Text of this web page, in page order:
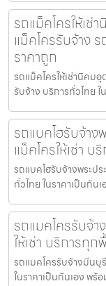
รถแม็คโครให้เช่
แม็คโครรับจ้าง
ราคาถูก
รถแม็คโครให้เช่านิคม
รับจ้าง บริการทั่วไทย
รถแบคโฮรับจ้าง
แม็คโครให้เช่า
รถแบคโฮรับจ้างพระป
ทั่วไทย ในราคาเป็นกั
รถแมคโครรับจ้
ให้เช่า บริการทุ
รถแมคโครรับจ้างมีนบุ
ในราคาเป็นกันเอง พ